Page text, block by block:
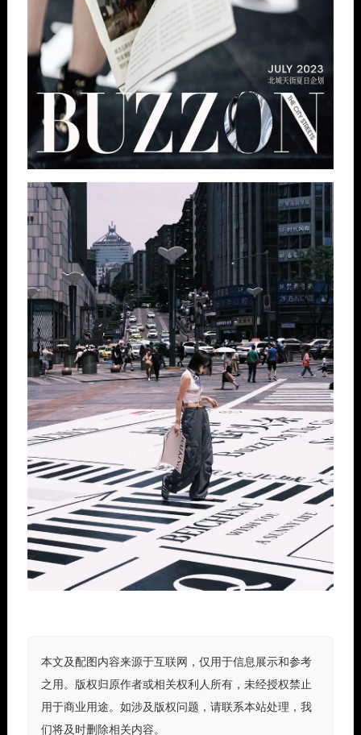
本文及配图内容来源于互联网，仅用于信息展示和参考
之用。版权归原作者或相关权利人所有，未经授权禁止
用于商业用途。如涉及版权问题，请联系本站处理，我
们将及时删除相关内容。